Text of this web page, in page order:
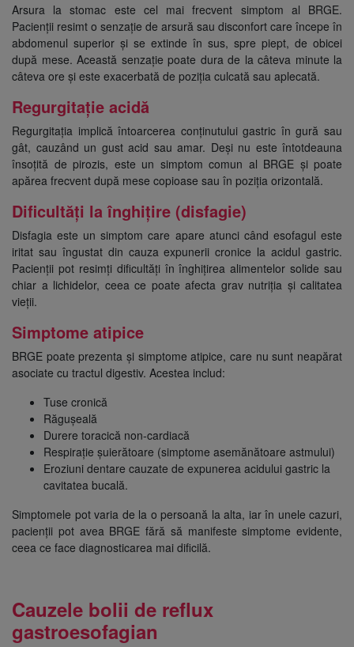
Arsura la stomac este cel mai frecvent simptom al BRGE.
Pacienții resimt o senzație de arsură sau disconfort care începe în
abdomenul superior și se extinde în sus, spre piept, de obicei
după mese. Această senzație poate dura de la câteva minute la
câteva ore și este exacerbată de poziția culcată sau aplecată.
Regurgitație acidă
Regurgitația implică întoarcerea conținutului gastric în gură sau
gât, cauzând un gust acid sau amar. Deși nu este întotdeauna
însoțită de pirozis, este un simptom comun al BRGE și poate
apărea frecvent după mese copioase sau în poziția orizontală.
Dificultăți la înghițire (disfagie)
Disfagia este un simptom care apare atunci când esofagul este
iritat sau îngustat din cauza expunerii cronice la acidul gastric.
Pacienții pot resimți dificultăți în înghițirea alimentelor solide sau
chiar a lichidelor, ceea ce poate afecta grav nutriția și calitatea
vieții.
Simptome atipice
BRGE poate prezenta și simptome atipice, care nu sunt neapărat
asociate cu tractul digestiv. Acestea includ:
Tuse cronică
Răgușeală
Durere toracică non-cardiacă
Respirație șuierătoare (simptome asemănătoare astmului)
Eroziuni dentare cauzate de expunerea acidului gastric la
cavitatea bucală.
Simptomele pot varia de la o persoană la alta, iar în unele cazuri,
pacienții pot avea BRGE fără să manifeste simptome evidente,
ceea ce face diagnosticarea mai dificilă.
Cauzele bolii de reflux
gastroesofagian